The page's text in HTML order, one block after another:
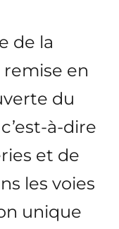
de la
en
du
à-dire
et de
les voies
unique